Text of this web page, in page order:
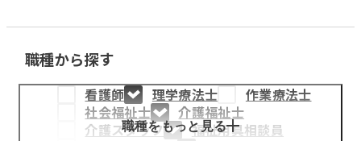
採用情報
医療・介護事業
募集職種
職種から探す
看護師 理学療法士
作業療法士
社会福祉士
介護福祉士
介護スタッフ
福祉用具相談員
職種をもっと見る